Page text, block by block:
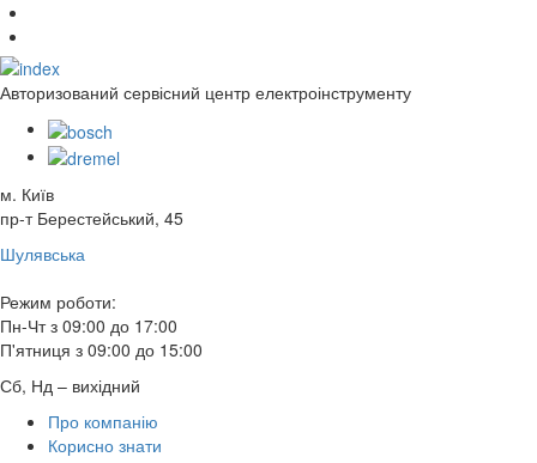
Авторизований сервісний центр електроінструменту
м. Київ
пр-т Берестейський, 45
Шулявська
Режим роботи:
Пн-Чт з 09:00 до 17:00
П'ятниця з 09:00 до 15:00
Сб, Нд – вихідний
Про компанію
Корисно знати